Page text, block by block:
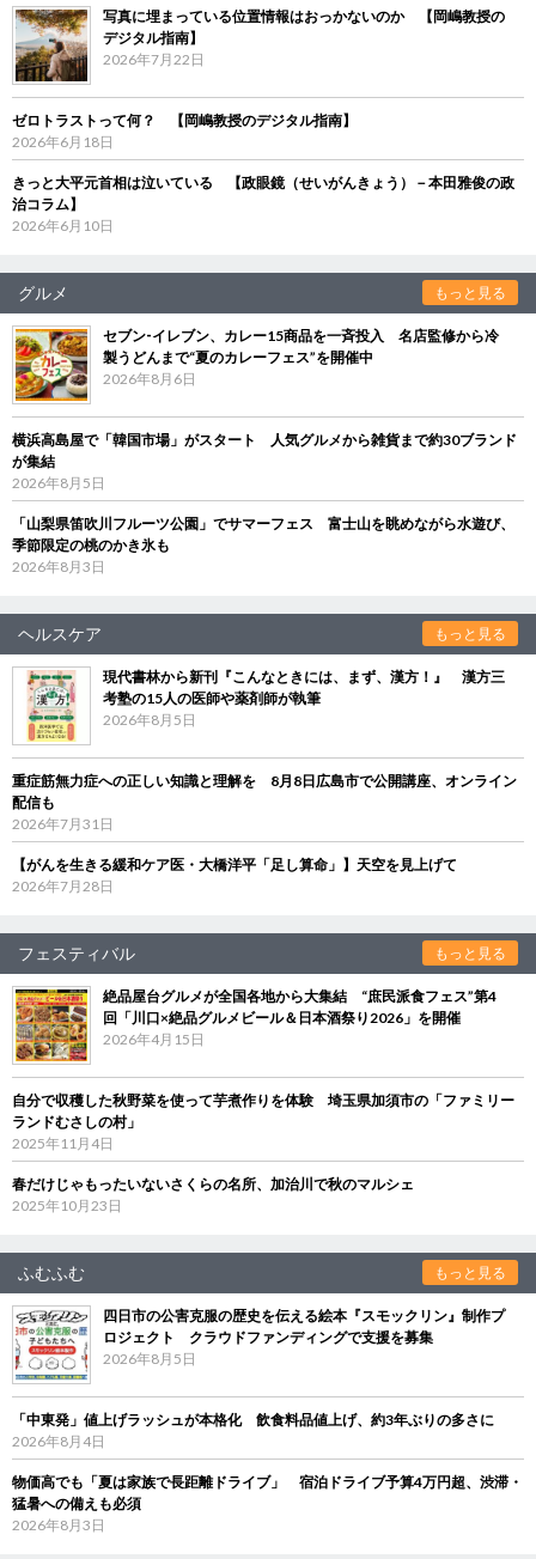
写真に埋まっている位置情報はおっかないのか 【岡嶋教授の
デジタル指南】
2026年7月22日
ゼロトラストって何？ 【岡嶋教授のデジタル指南】
2026年6月18日
きっと大平元首相は泣いている 【政眼鏡（せいがんきょう）－本田雅俊の政
治コラム】
2026年6月10日
グルメ もっと見る
セブン‐イレブン、カレー15商品を一斉投入 名店監修から冷
製うどんまで“夏のカレーフェス”を開催中
2026年8月6日
横浜高島屋で「韓国市場」がスタート 人気グルメから雑貨まで約30ブランド
が集結
2026年8月5日
「山梨県笛吹川フルーツ公園」でサマーフェス 富士山を眺めながら水遊び、
季節限定の桃のかき氷も
2026年8月3日
ヘルスケア もっと見る
現代書林から新刊『こんなときには、まず、漢方！』 漢方三
考塾の15人の医師や薬剤師が執筆
2026年8月5日
重症筋無力症への正しい知識と理解を 8月8日広島市で公開講座、オンライン
配信も
2026年7月31日
【がんを生きる緩和ケア医・大橋洋平「足し算命」】天空を見上げて
2026年7月28日
フェスティバル もっと見る
絶品屋台グルメが全国各地から大集結 “庶民派食フェス”第4
回「川口×絶品グルメビール＆日本酒祭り2026」を開催
2026年4月15日
自分で収穫した秋野菜を使って芋煮作りを体験 埼玉県加須市の「ファミリー
ランドむさしの村」
2025年11月4日
春だけじゃもったいないさくらの名所、加治川で秋のマルシェ
2025年10月23日
ふむふむ もっと見る
四日市の公害克服の歴史を伝える絵本『スモックリン』制作プ
ロジェクト クラウドファンディングで支援を募集
2026年8月5日
「中東発」値上げラッシュが本格化 飲食料品値上げ、約3年ぶりの多さに
2026年8月4日
物価高でも「夏は家族で長距離ドライブ」 宿泊ドライブ予算4万円超、渋滞・
猛暑への備えも必須
2026年8月3日